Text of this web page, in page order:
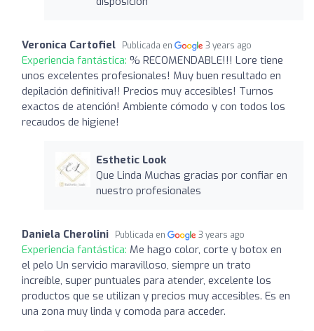
Veronica Cartofiel Publicada en 3 years ago
Experiencia fantástica: % RECOMENDABLE!!! Lore tiene
unos excelentes profesionales! Muy buen resultado en
depilación definitiva!! Precios muy accesibles! Turnos
exactos de atención! Ambiente cómodo y con todos los
recaudos de higiene!
Esthetic Look
Que Linda Muchas gracias por confiar en
nuestro profesionales
Daniela Cherolini Publicada en 3 years ago
Experiencia fantástica: Me hago color, corte y botox en
el pelo Un servicio maravilloso, siempre un trato
increíble, super puntuales para atender, excelente los
productos que se utilizan y precios muy accesibles. Es en
una zona muy linda y comoda para acceder.